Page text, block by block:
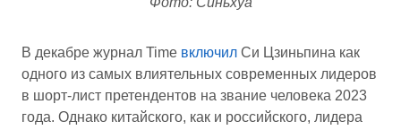
В декабре журнал Time включил Си Цзиньпина как
одного из самых влиятельных современных лидеров
в шорт-лист претендентов на звание человека 2023
года. Однако китайского, как и российского, лидера